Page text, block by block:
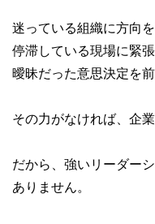
迷っている組織に方向を
停滞している現場に緊張
曖昧だった意思決定を前
その力がなければ、企
だから、強いリーダー
ありません。